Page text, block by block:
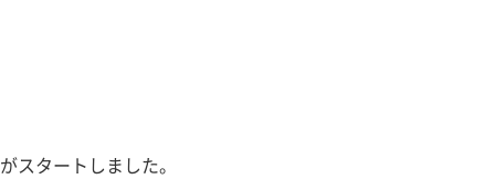
スタートしました。